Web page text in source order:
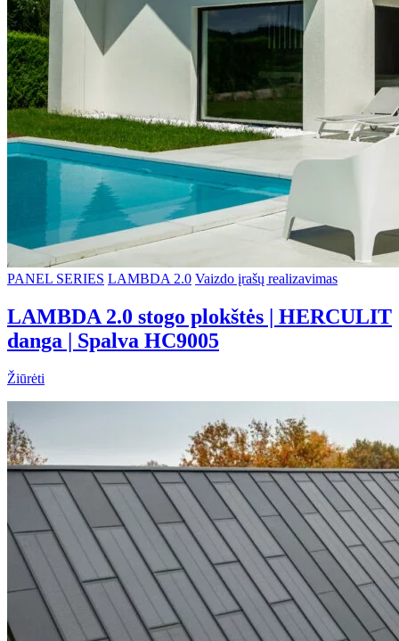
PANEL SERIES LAMBDA 2.0 Vaizdo įrašų realizavimas
LAMBDA 2.0 stogo plokštės | HERCULIT
danga | Spalva HC9005
Žiūrėti